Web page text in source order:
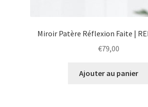
Miroir Patère Réflexion Faite |
€79,00
Ajouter au panier